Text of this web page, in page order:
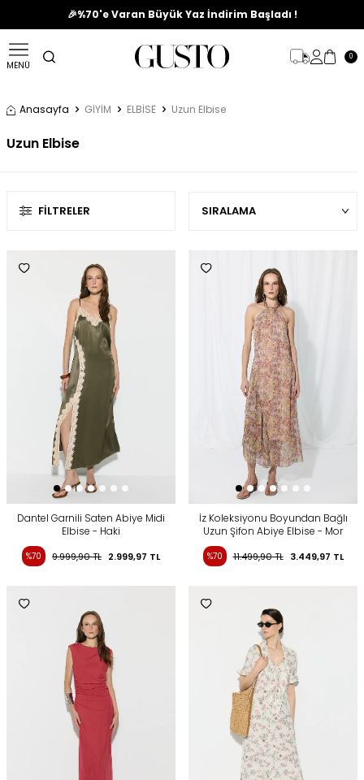
🎉%70'e Varan Büyük Yaz İndirim Başladı !
MENÜ
0
Anasayfa GİYİM ELBİSE Uzun Elbise
Uzun Elbise
FILTRELER
Dantel Garnili Saten Abiye Midi
Elbise - Haki
%70 9.999,90TL 2.999,97 TL
İz Koleksiyonu Boyundan Bağlı
Uzun Şifon Abiye Elbise - Mor
%70 11.499,90TL 3.449,97 TL